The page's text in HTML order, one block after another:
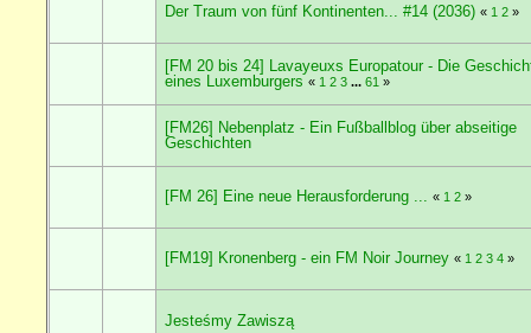
Der Traum von fünf Kontinenten... #14 (2036) « 1 2»
[FM 20 bis 24] Lavayeuxs Europatour - Die
eines Luxemburgers « 1 2 3 ... 61 »
[FM26] Nebenplatz - Ein Fußballblog über abseitige
Geschichten
[FM 26] Eine neue Herausforderung ... « 1 2»
[FM19] Kronenberg - ein FM Noir Journey « 1 2 3 4»
Jesteśmy Zawiszą